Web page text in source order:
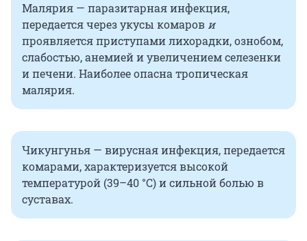
Малярия — паразитарная инфекция,
передается через укусы комаров и
проявляется приступами лихорадки, ознобом,
слабостью, анемией и увеличением селезенки
и печени. Наиболее опасна тропическая
малярия.
Чикунгунья — вирусная инфекция, передается
комарами, характеризуется высокой
температурой (39–40 °C) и сильной болью в
суставах.